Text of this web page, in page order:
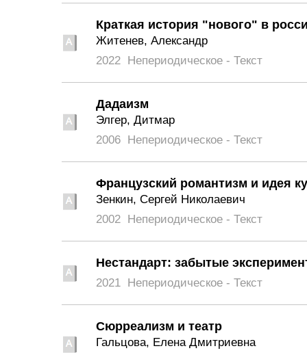
Краткая история "нового" в
Житенев, Александр
2022 Непериодическое - Текст
Дадаизм
Элгер, Дитмар
2006 Непериодическое - Текст
Французский романтизм и идея
Зенкин, Сергей Николаевич
2002 Непериодическое - Текст
Нестандарт: забытые
2021 Непериодическое - Текст
Сюрреализм и театр
Гальцова, Елена Дмитриевна